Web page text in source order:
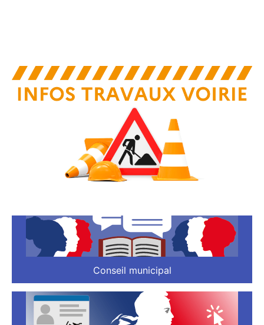
Conseil municipal